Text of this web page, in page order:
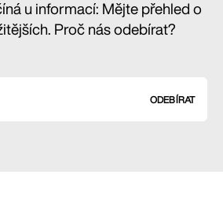
u informací: Mějte přehled o
Proč nás odebírat?
ODEBÍRAT